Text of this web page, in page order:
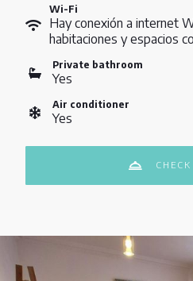
Wi-Fi
Hay conexión a internet
habitaciones y espacios
Private bathroom
Yes
Air conditioner
Yes